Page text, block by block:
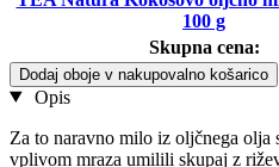
100 g
Skupna cena:
Dodaj oboje v nakupovalno košarico
Opis
Za to naravno milo iz oljčnega
vplivom mraza umilili skupaj z